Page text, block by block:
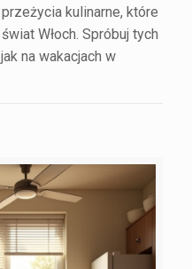
kulinarne, które
Włoch. Spróbuj tych
na wakacjach w